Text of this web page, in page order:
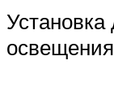
Установка
освещения